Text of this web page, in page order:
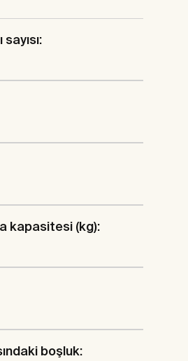
kapasitesi (kg):
boşluk: